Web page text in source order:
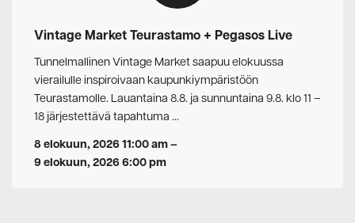
Vintage Market Teurastamo + Pegasos Live
Tunnelmallinen Vintage Market saapuu elokuussa
vierailulle inspiroivaan kaupunkiympäristöön
Teurastamolle. Lauantaina 8.8. ja sunnuntaina 9.8. klo 11 –
18 järjestettävä tapahtuma …
8 elokuun, 2026 11:00 am–
9 elokuun, 2026 6:00 pm